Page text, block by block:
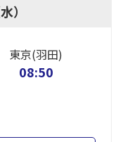
）
東京(羽田)
08:50